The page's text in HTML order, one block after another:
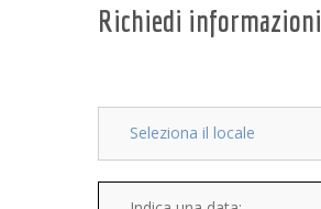
Richiedi informazioni